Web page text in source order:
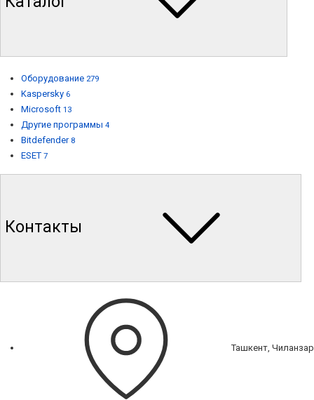
Оборудование 279
Kaspersky 6
Microsoft 13
Другие программы 4
Bitdefender 8
ESET 7
Контакты
Ташкент, Чиланзар